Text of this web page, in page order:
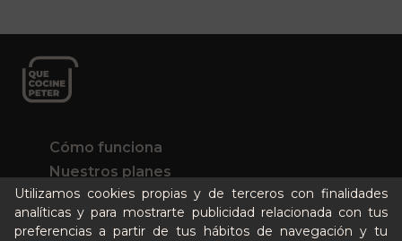
Utilizamos cookies propias y de terceros con finalidades
analíticas y para mostrarte publicidad relacionada con tus
preferencias a partir de tus hábitos de navegación y tu
Cómo funciona
Nuestros planes
Casos de éxito
Soy un particular